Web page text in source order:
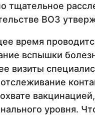
тщательное
ВОЗ
время
вспышки
визиты
уровня.